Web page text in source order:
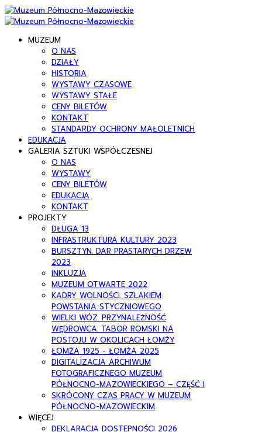
MUZEUM
O NAS
DZIAŁY
HISTORIA
WYSTAWY CZASOWE
WYSTAWY STAŁE
CENY BILETÓW
KONTAKT
STANDARDY OCHRONY MAŁOLETNICH
EDUKACJA
GALERIA SZTUKI WSPÓŁCZESNEJ
O NAS
WYSTAWY
CENY BILETÓW
EDUKACJA
KONTAKT
PROJEKTY
DŁUGA 13
INFRASTRUKTURA KULTURY 2023
BURSZTYN. DAR PRASTARYCH DRZEW
2023
INKLUZJA
MUZEUM OTWARTE 2022
KADRY WOLNOŚCI. SZLAKIEM
POWSTANIA STYCZNIOWEGO
WIELKI WÓZ. PRZYNALEŻNOŚĆ
WĘDROWCA. TABOR ROMSKI NA
POSTOJU W OKOLICACH ŁOMŻY
ŁOMŻA 1925 - ŁOMŻA 2025
DIGITALIZACJA ARCHIWUM
FOTOGRAFICZNEGO MUZEUM
PÓŁNOCNO-MAZOWIECKIEGO – CZĘŚĆ I
SKRÓCONY CZAS PRACY W MUZEUM
PÓŁNOCNO-MAZOWIECKIM
WIĘCEJ
DEKLARACJA DOSTEPNOŚCI 2026